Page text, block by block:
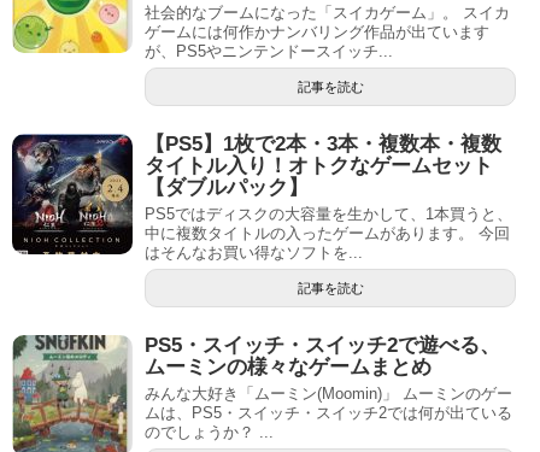
社会的なブームになった「スイカゲーム」。 スイカ
ゲームには何作かナンバリング作品が出ています
が、PS5やニンテンドースイッチ...
記事を読む
【PS5】1枚で2本・3本・複数本・複数
タイトル入り！オトクなゲームセット
【ダブルパック】
PS5ではディスクの大容量を生かして、1本買うと、
中に複数タイトルの入ったゲームがあります。 今回
はそんなお買い得なソフトを...
記事を読む
PS5・スイッチ・スイッチ2で遊べる、
ムーミンの様々なゲームまとめ
みんな大好き「ムーミン(Moomin)」 ムーミンのゲー
ムは、PS5・スイッチ・スイッチ2では何が出ている
のでしょうか？ ...